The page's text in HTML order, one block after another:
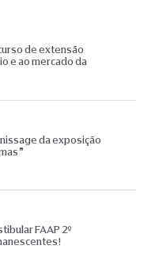
de extensão
e ao mercado da
da exposição
FAAP 2º